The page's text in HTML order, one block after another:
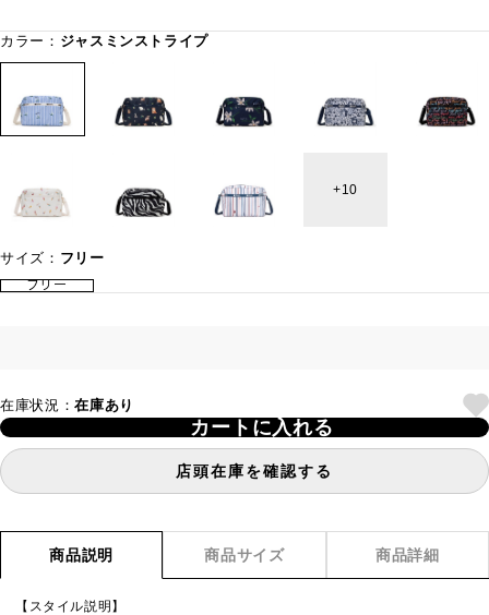
カラー： ジャスミンストライプ
10
サイズ： フリー
フリー
在庫状況：在庫あり
カートに入れる
店頭在庫を確認する
商品説明 商品サイズ 商品詳細
【スタイル説明】